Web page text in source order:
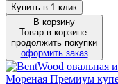
Купить в 1 клик
В корзину
Товар в корзине.
продолжить покупки
оформить заказ